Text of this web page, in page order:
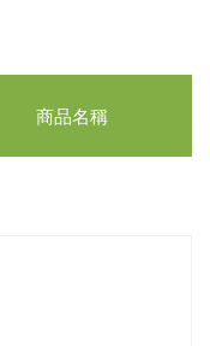
商品名稱